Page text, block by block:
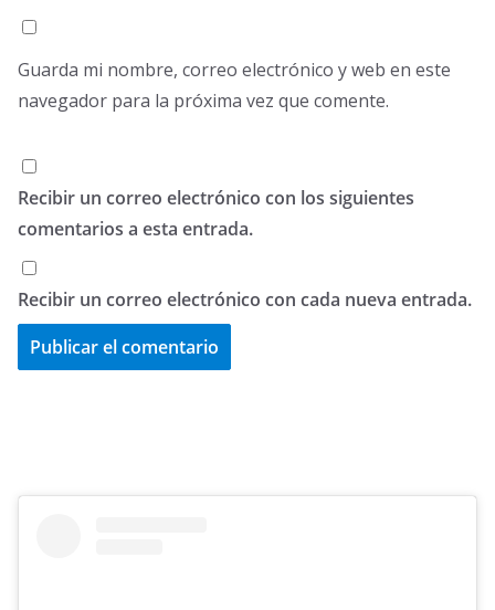
Guarda mi nombre, correo electrónico y web en este
navegador para la próxima vez que comente.
Recibir un correo electrónico con los siguientes
comentarios a esta entrada.
Recibir un correo electrónico con cada nueva entrada.